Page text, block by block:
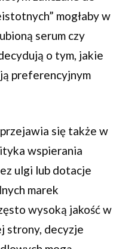
mogłaby w
serum czy
o tym, jakie
preferencyjnym
się także w
wspierania
ulgi lub dotacje
marek
wysoką jakość w
strony, decyzje